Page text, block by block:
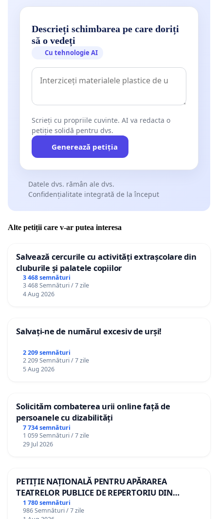
Descrieți schimbarea pe care doriți
să o vedeți
Cu tehnologie AI
Scrieți cu propriile cuvinte. AI va redacta o
petiție solidă pentru dvs.
Generează petiția
Datele dvs. rămân ale dvs.
Confidențialitate integrată de la început
Alte petiții care v-ar putea interesa
Salvează cercurile cu activități extrașcolare din
cluburile și palatele copiilor
3 468 semnături
3 468 Semnături / 7 zile
4 Aug 2026
Salvați-ne de numărul excesiv de urși!
2 209 semnături
2 209 Semnături / 7 zile
5 Aug 2026
Solicităm combaterea urii online față de
persoanele cu dizabilități
7 734 semnături
1 059 Semnături / 7 zile
29 Jul 2026
PETIȚIE NAȚIONALĂ PENTRU APĂRAREA
TEATRELOR PUBLICE DE REPERTORIU DIN
ROMÂNIA
1 780 semnături
986 Semnături / 7 zile